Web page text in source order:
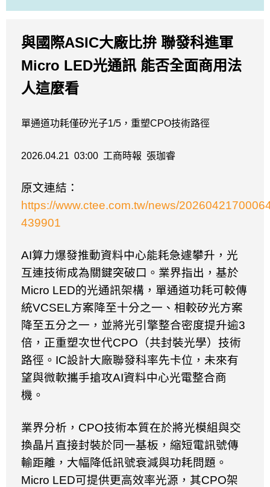
與國際ASIC大廠比拚 聯發科進軍
Micro LED光通訊 能否全面商用法
人這麼看
單通道功耗僅矽光子1/5 ，重塑CPO技術路徑
2026.04.21 03:00 工商時報 張珈睿
原文連結：
https://www.ctee.com.tw/news/
439901
AI算力爆發推動資料中心能耗急遽攀升，光
互連技術成為關鍵突破口。業界指出，基於
Micro LED的光通訊架構，單通道功耗可較傳
統VCSEL方案降至十分之一、相較矽光方案
降至五分之一，並將光引擎整合密度提升逾3
倍，正重塑次世代CPO （共封裝光學）技術
路徑。 IC設計大廠聯發科率先卡位，未來有
望與微軟攜手搶攻AI資料中心光電整合商
機。
業界分析， CPO技術本質在於將光模組與交
換晶片直接封裝於同一基板，縮短電訊號傳
輸距離，大幅降低訊號衰減與功耗問題。
Micro LED可提供更高效率光源，其CPO架